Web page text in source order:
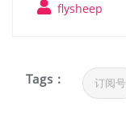
flysheep
Tags : 订阅号